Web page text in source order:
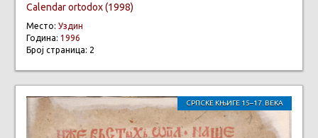
Calendar ortodox (1998)
Место: Уздин
Година: 1996
Број страница: 2
СРПСКЕ КЊИГЕ 15–17. ВЕКА